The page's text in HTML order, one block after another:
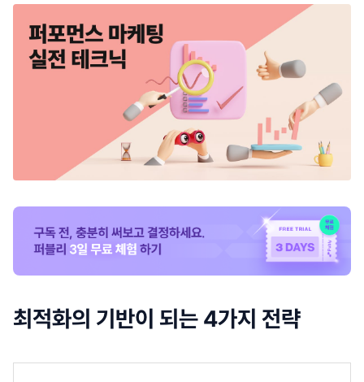
최적화의 기반이 되는 4가지 전략